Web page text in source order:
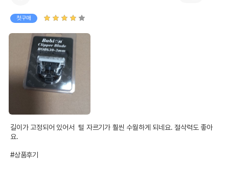
첫구매
길이가 고정되어 있어서  털 자르기가 훨씬 수월하게 되네요. 절삭력도 좋아
요.
#상품후기